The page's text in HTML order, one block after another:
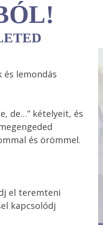
és lemondás
de…” kételyeit, és
és örömmel.
el teremteni
kapcsolódj